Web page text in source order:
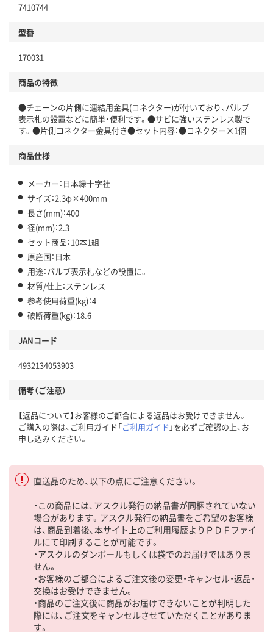
7410744
型番
170031
商品の特徴
●チェーンの片側に連結用金具(コネクター)が付いており、バルブ
表示札の設置などに簡単・便利です。●サビに強いステンレス製で
す。●片側コネクター金具付き●セット内容：●コネクター×1個
商品仕様
メーカー：日本緑十字社
サイズ：2.3φ×400mm
長さ(mm)：400
径(mm)：2.3
セット商品：10本1組
原産国：日本
用途：バルブ表示札などの設置に。
材質/仕上：ステンレス
参考使用荷重(kg)：4
破断荷重(kg)：18.6
JANコード
4932134053903
備考（ご注意）
【返品について】お客様のご都合による返品はお受けできません。
ご購入の際は、ご利用ガイド「ご利用ガイド 」を必ずご確認の上、お
申し込みください。
直送品のため、以下の点にご注意ください。
・この商品には、アスクル発行の納品書が同梱されていない
場合があります。アスクル発行の納品書をご希望のお客様
は、商品到着後、本サイト上のご利用履歴よりＰＤＦファイ
ルにて印刷することが可能です。
・アスクルのダンボールもしくは袋でのお届けではありま
せん。
・お客様のご都合によるご注文後の変更・キャンセル・返品・
交換はお受けできません。
・商品のご注文後に商品がお届けできないことが判明した
際には、ご注文をキャンセルさせていただくことがありま
す。